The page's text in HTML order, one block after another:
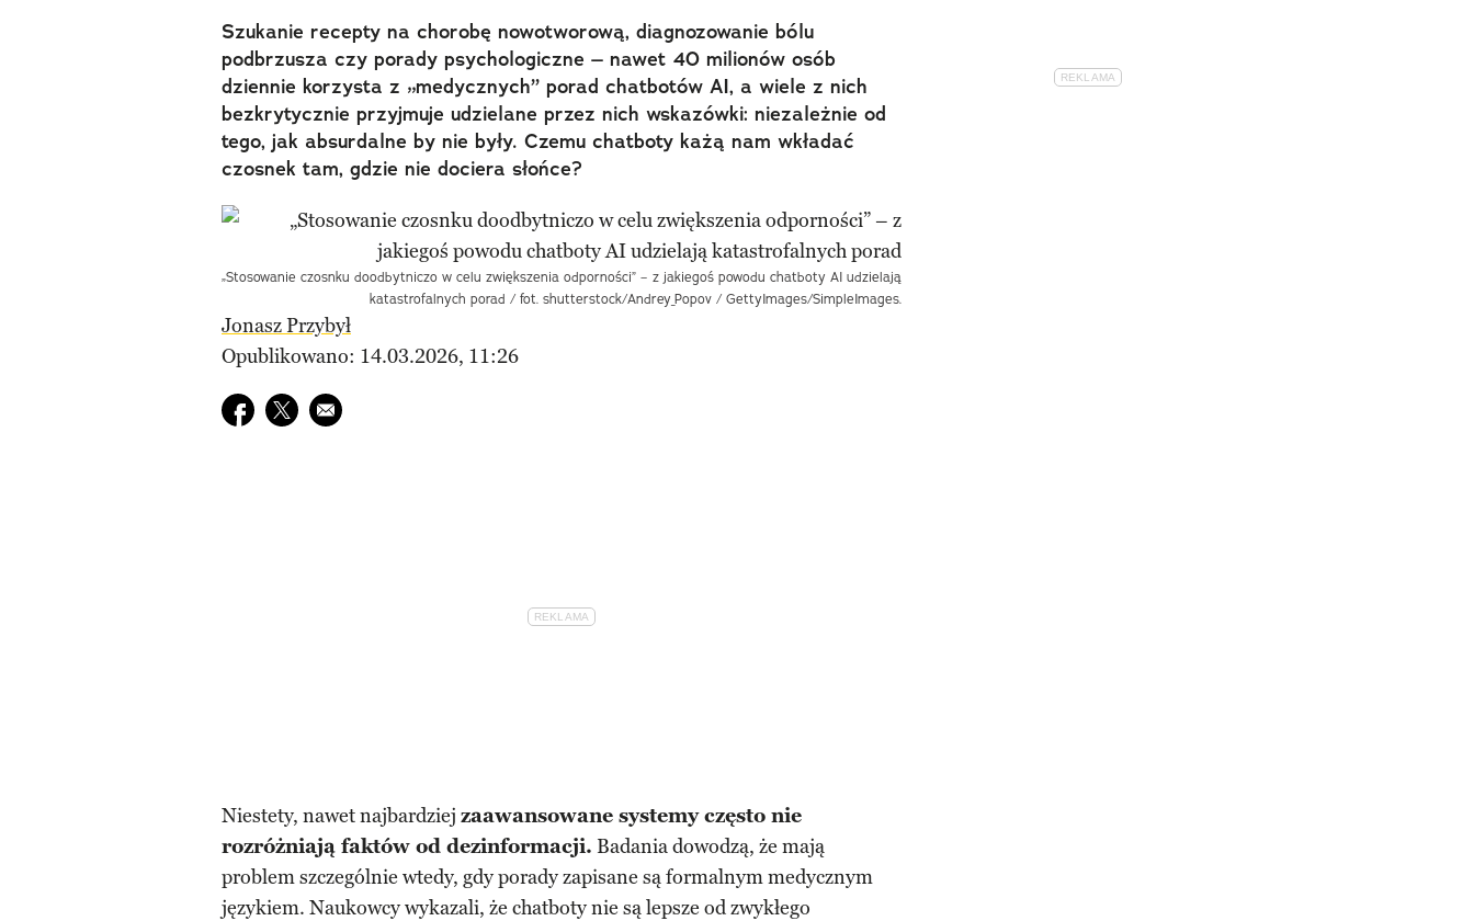
Szukanie recepty na chorobę nowotworową, diagnozowanie bólu
podbrzusza czy porady psychologiczne – nawet 40 milionów osób
dziennie korzysta z „medycznych” porad chatbotów AI, a wiele z nich
bezkrytycznie przyjmuje udzielane przez nich wskazówki: niezależnie od
tego, jak absurdalne by nie były. Czemu chatboty każą nam wkładać
czosnek tam, gdzie nie dociera słońce?
„Stosowanie czosnku doodbytniczo w celu zwiększenia odporności” – z jakiegoś powodu chatboty AI udzielają
katastrofalnych porad / fot. shutterstock/Andrey_Popov / GettyImages/SimpleImages.
Jonasz Przybył
Opublikowano: 14.03.2026, 11:26
Udostępnij na facebook
Udostępnij na twitter
E-mail do przyjaciela
Niestety, nawet najbardziej zaawansowane systemy często nie
rozróżniają faktów od dezinformacji. Badania dowodzą, że mają
problem szczególnie wtedy, gdy porady zapisane są formalnym medycznym
językiem. Naukowcy wykazali, że chatboty nie są lepsze od zwykłego